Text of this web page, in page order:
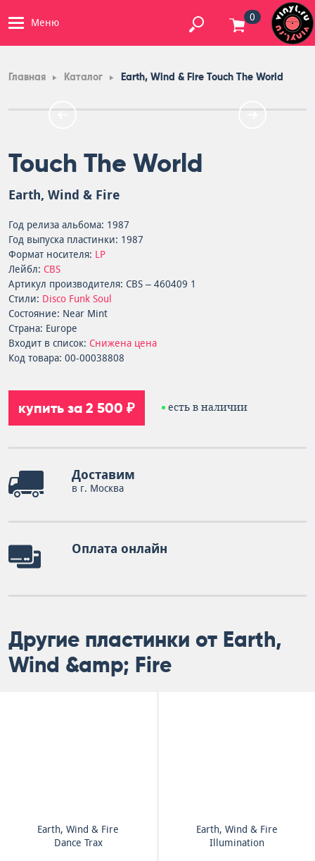
Меню 0
Главная Каталог Earth, Wind & Fire Touch The World
Touch The World
Earth, Wind & Fire
Год релиза альбома: 1987
Год выпуска пластинки: 1987
Формат носителя: LP
Лейбл: CBS
Артикул производителя: CBS – 460409 1
Стили: Disco Funk Soul
Состояние: Near Mint
Страна: Europe
Входит в список: Снижена цена
Код товара: 00-00038808
купить за 2 500 ₽ есть в наличии
Доставим
в г. Москва
Оплата онлайн
Другие пластинки от Earth,
Wind &amp; Fire
Earth, Wind & Fire
Dance Trax
Earth, Wind & Fire
Illumination